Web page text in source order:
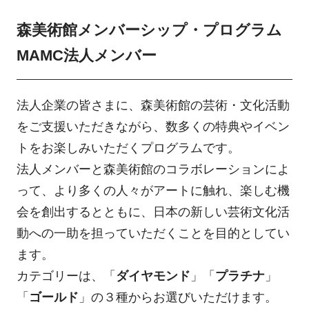
森美術館メンバーシップ・プログラム
MAMC法人メンバー
法人企業の皆さまに、森美術館の芸術・文化活動
をご支援いただきながら、数多くの特典やイベン
トをお楽しみいただくプログラムです。
法人メンバーと森美術館のコラボレーションによ
って、より多くの人々がアートに触れ、楽しむ機
会を創出するとともに、日本の新しい芸術文化活
動への一助を担っていただくことを目的としてい
ます。
カテゴリーは、「 ダイヤモンド 」「 プラチナ」
「 ゴールド 」の３種からお選びいただけます。